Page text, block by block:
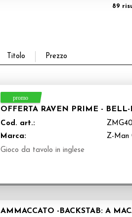
89
OFFERTA RAVEN PRIME -
Cod. art.:
Marca:
Z-Man
Gioco da tavolo in inglese
AMMACCATO -BACKSTAB: A